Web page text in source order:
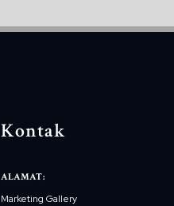
Kontak
ALAMAT:
Marketing Gallery